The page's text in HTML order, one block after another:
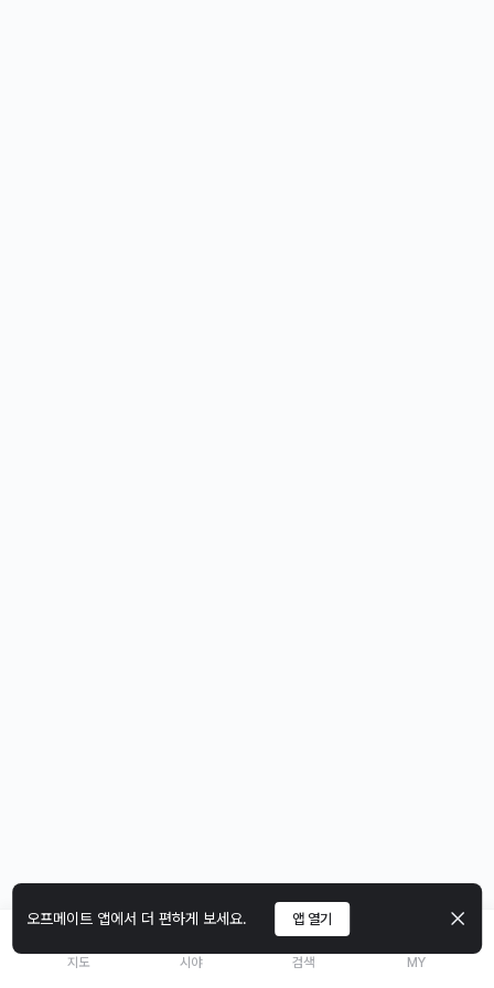
오프메이트 앱에서 더 편하게 보세요. 앱 열기
지도 시야 검색 MY